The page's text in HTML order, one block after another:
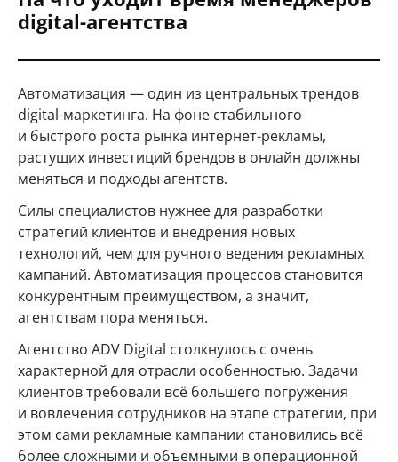
digital-агентства
Автоматизация — один из центральных трендов
digital-маркетинга. На фоне стабильного
и быстрого роста рынка интернет-рекламы,
растущих инвестиций брендов в онлайн должны
меняться и подходы агентств.
Силы специалистов нужнее для разработки
стратегий клиентов и внедрения новых
технологий, чем для ручного ведения рекламных
кампаний. Автоматизация процессов становится
конкурентным преимуществом, а значит,
агентствам пора меняться.
Агентство ADV Digital столкнулось с очень
характерной для отрасли особенностью. Задачи
клиентов требовали всё большего погружения
и вовлечения сотрудников на этапе стратегии, при
этом сами рекламные кампании становились всё
более сложными и объемными в операционной